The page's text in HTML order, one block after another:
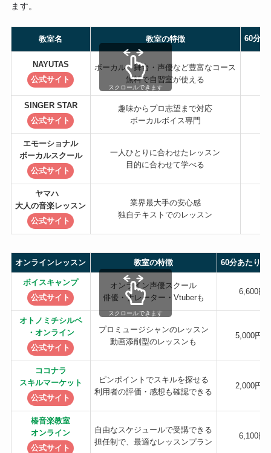
ます。
教室名 教室の特徴 60分あ
NAYUTAS
公式サイト
ボーカル・舞台・声優など豊富なコース
無料で自習室が使える
SINGER STAR
公式サイト
趣味からプロ志望まで対応
ボーカルボイス専門
エモーショナル
ボーカルスクール
公式サイト
一人ひとりに合わせたレッスン
目的に合わせて学べる
ヤマハ
大人の音楽レッスン
公式サイト
業界最大手の安心感
独自テキストでのレッスン
スクロールできます
オンラインレッスン 教室の特徴 60分あたりの
ボイスキャンプ
公式サイト
オンライン声優スクール
俳優・ナレーター・Vtuberも
6,600円
オトノミチシルベ
・オンライン
公式サイト
プロミュージシャンのレッスン
動画添削型のレッスンも
5,000円〜
ココナラ
スキルマーケット
公式サイト
ピンポイントでスキルを探せる
利用者の評価・感想も確認できる
2,000円〜
椿音楽教室
オンライン
公式サイト
自由なスケジュールで受講できる
担任制で、最適なレッスンプラン
6,100円
スクロールできます